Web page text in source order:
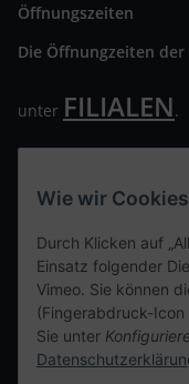
Öffnungszeiten
Die Öffnungzeiten
unter FILIALEN.
Wir freuen uns auf
Kontaktdaten
tweet
teilen
Wie wir
Durch Klicken auf
Einsatz folgender
Vimeo. Sie können
(Fingerabdruck-Icon
Sie unter